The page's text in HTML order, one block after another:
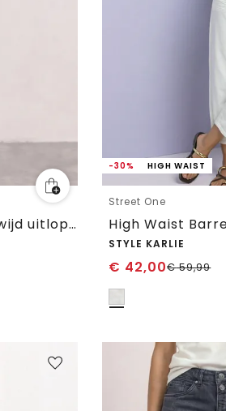
Jeans met High Waist en wijd uitlopende pijpen in een Loose Fit-pasvorm
-30% HIGH WAIST
Street One
STYLE KARLIE
€ 42,00€59,99